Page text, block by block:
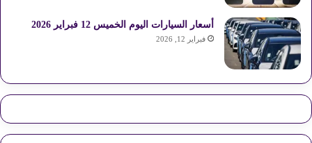
أسعار السيارات اليوم الخميس 12 فبراير 2026
فبراير 12, 2026